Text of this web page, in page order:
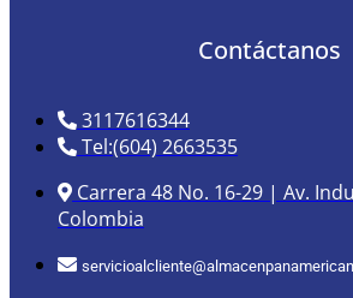
Contáctanos
3117616344
Tel:(604) 2663535
Carrera 48 No. 16-29 | Av.
Colombia